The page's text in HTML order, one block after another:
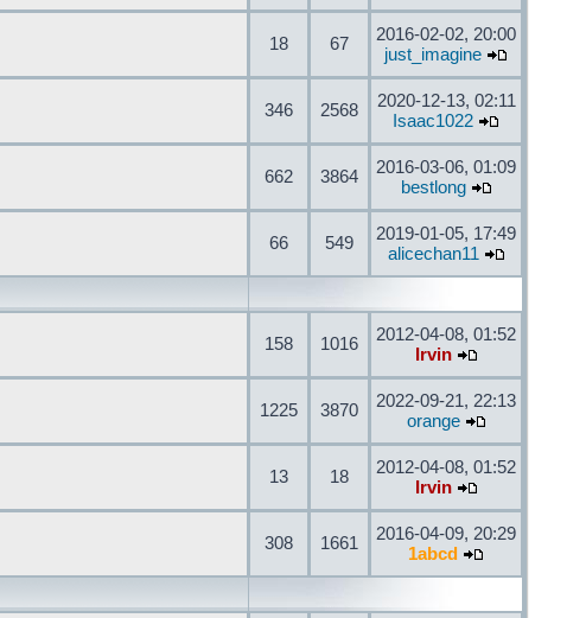
18 67
2016-02-02, 20:00
just_imagine
346 2568
2020-12-13, 02:11
Isaac1022
662 3864
2016-03-06, 01:09
bestlong
66 549
2019-01-05, 17:49
alicechan11
158 1016
2012-04-08, 01:52
Irvin
1225 3870
2022-09-21, 22:13
orange
13 18
2012-04-08, 01:52
Irvin
308 1661
2016-04-09, 20:29
1abcd